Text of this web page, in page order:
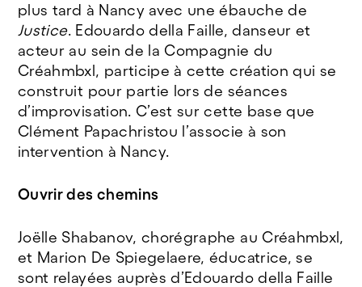
plus tard à Nancy avec une ébauche de
Justice. Edouardo della Faille, danseur et
acteur au sein de la Compagnie du
Créahmbxl, participe à cette création qui se
construit pour partie lors de séances
d’improvisation. C’est sur cette base que
Clément Papachristou l’associe à son
intervention à Nancy.
Ouvrir des chemins
Joëlle Shabanov, chorégraphe au Créahmbxl,
et Marion De Spiegelaere, éducatrice, se
sont relayées auprès d’Edouardo della Faille